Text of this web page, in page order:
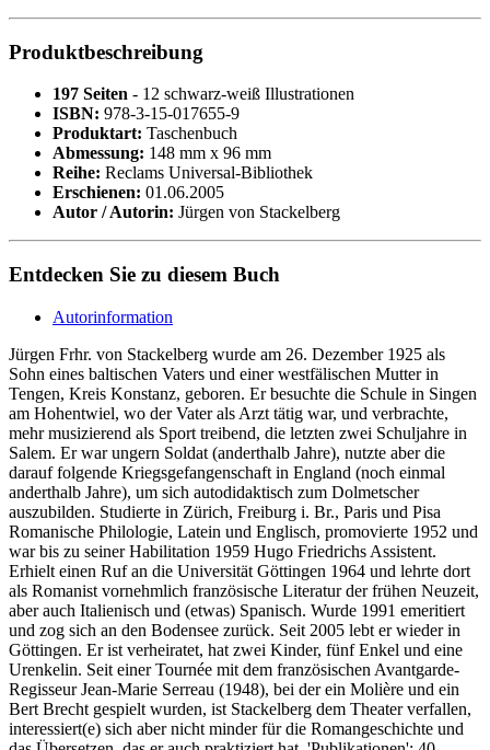
Produktbeschreibung
197 Seiten - 12 schwarz-weiß Illustrationen
ISBN: 978-3-15-017655-9
Produktart: Taschenbuch
Abmessung: 148 mm x 96 mm
Reihe: Reclams Universal-Bibliothek
Erschienen: 01.06.2005
Autor / Autorin: Jürgen von Stackelberg
Entdecken Sie zu diesem Buch
Autorinformation
Jürgen Frhr. von Stackelberg wurde am 26. Dezember 1925 als
Sohn eines baltischen Vaters und einer westfälischen Mutter in
Tengen, Kreis Konstanz, geboren. Er besuchte die Schule in Singen
am Hohentwiel, wo der Vater als Arzt tätig war, und verbrachte,
mehr musizierend als Sport treibend, die letzten zwei Schuljahre in
Salem. Er war ungern Soldat (anderthalb Jahre), nutzte aber die
darauf folgende Kriegsgefangenschaft in England (noch einmal
anderthalb Jahre), um sich autodidaktisch zum Dolmetscher
auszubilden. Studierte in Zürich, Freiburg i. Br., Paris und Pisa
Romanische Philologie, Latein und Englisch, promovierte 1952 und
war bis zu seiner Habilitation 1959 Hugo Friedrichs Assistent.
Erhielt einen Ruf an die Universität Göttingen 1964 und lehrte dort
als Romanist vornehmlich französische Literatur der frühen Neuzeit,
aber auch Italienisch und (etwas) Spanisch. Wurde 1991 emeritiert
und zog sich an den Bodensee zurück. Seit 2005 lebt er wieder in
Göttingen. Er ist verheiratet, hat zwei Kinder, fünf Enkel und eine
Urenkelin. Seit einer Tournée mit dem französischen Avantgarde-
Regisseur Jean-Marie Serreau (1948), bei der ein Molière und ein
Bert Brecht gespielt wurden, ist Stackelberg dem Theater verfallen,
interessiert(e) sich aber nicht minder für die Romangeschichte und